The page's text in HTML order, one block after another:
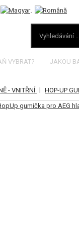
VYBRAT? JAKOU
- VNITŘNÍ | HOP-UP